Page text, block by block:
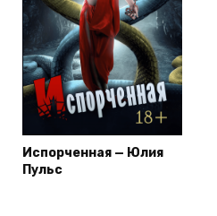
Испорченная — Юлия
Пульс